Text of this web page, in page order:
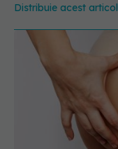
Distribuie acest articol